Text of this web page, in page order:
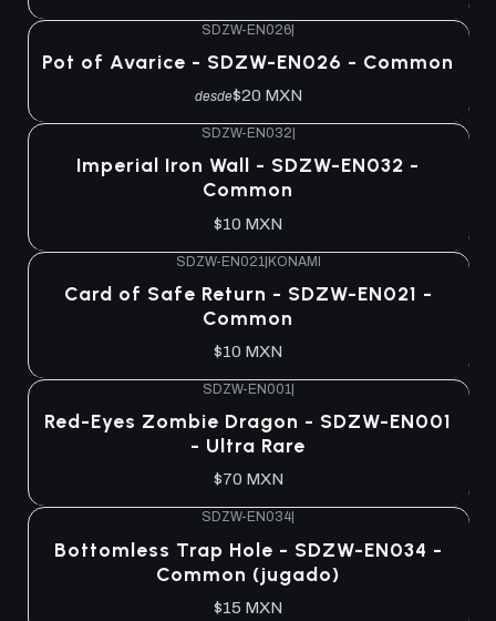
SDZW-EN026|
Pot of Avarice - SDZW-EN026 - Common
desde$20 MXN
SDZW-EN032
Imperial Iron Wall - SDZW-EN032 -
Common
$10 MXN
SDZW-EN021 |KONAMI
Card of Safe Return - SDZW-EN021 -
Common
$10 MXN
SDZW-EN001|
Red-Eyes Zombie Dragon - SDZW-EN001
- Ultra Rare
$70 MXN
SDZW-EN034
Bottomless Trap Hole - SDZW-EN034 -
Common (jugado)
$15 MXN